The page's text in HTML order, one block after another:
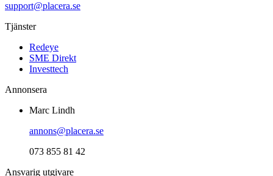
support@placera.se
Tjänster
Redeye
SME Direkt
Investtech
Annonsera
Marc Lindh
annons@placera.se
073 855 81 42
Ansvarig utgivare